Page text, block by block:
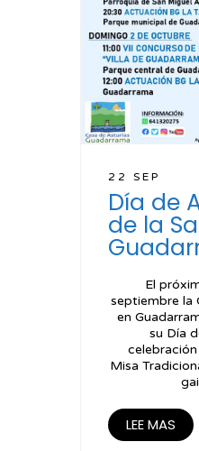
22 SEP
Día de
de la
El
septiembre la
en
su Día
Misa
LEE MAS